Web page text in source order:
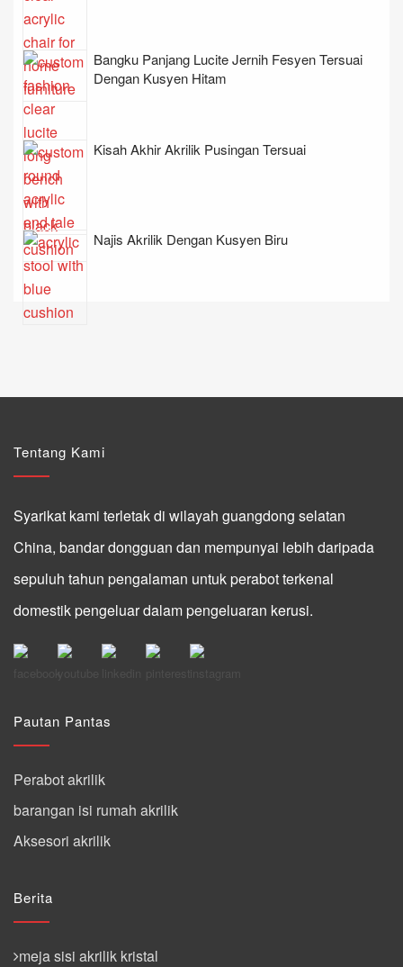
Bangku Panjang Lucite Jernih Fesyen Tersuai
Dengan Kusyen Hitam
Kisah Akhir Akrilik Pusingan Tersuai
Najis Akrilik Dengan Kusyen Biru
Tentang Kami
Syarikat kami terletak di wilayah guangdong selatan
China, bandar dongguan dan mempunyai lebih daripada
sepuluh tahun pengalaman untuk perabot terkenal
domestik pengeluar dalam pengeluaran kerusi.
Pautan Pantas
Perabot akrilik
barangan isi rumah akrilik
Aksesori akrilik
Berita
meja sisi akrilik kristal